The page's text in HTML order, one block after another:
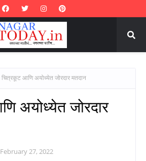
चित्रकूट आणि अयोध्येत जोरदार मतदान
अयोध्येत जोरदार
February 27, 2022